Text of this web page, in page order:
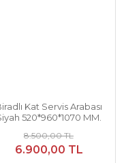
Kat Servis Arabası
520*960*1070 MM.
8.500,00 TL
6.900,00 TL